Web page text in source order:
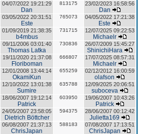
04/07/2022 19:21:29
Dan
813175 23/02/2023 16:58:56
Dan
03/05/2022 20:31:51
Este
765073 04/05/2022 17:21:38
Este
01/09/2019 21:38:35
b4mbus
731715 12/07/2025 09:22:53
Michaelr
09/11/2006 03:01:40
Thomas Latka
730836 26/07/2009 15:45:27
ShinichiHara
19/11/2020 21:37:08
Floriboman
666807 17/07/2025 08:57:31
Michaelr
12/01/2008 13:44:14
OkamiKun
655259 02/12/2012 16:00:59
olafson
12/10/2022 13:01:38
Sumire
635788 12/09/2025 20:06:51
suboceva
18/06/2007 19:12:14
Patrick
603950 19/06/2007 10:43:26
Patrick
24/05/2007 23:58:05
Dietrich Böttcher
594375 28/06/2007 00:12:42
Julietta169
06/08/2007 21:37:13
ChrisJapan
588183 07/08/2007 17:13:51
ChrisJapan